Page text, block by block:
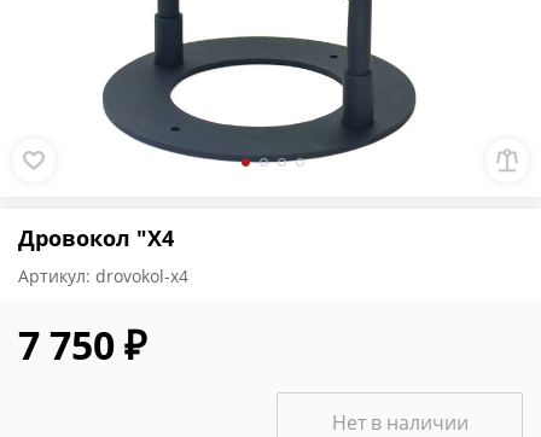
Дровокол "X4
Артикул: drovokol-x4
7 750 ₽
Нет в наличии